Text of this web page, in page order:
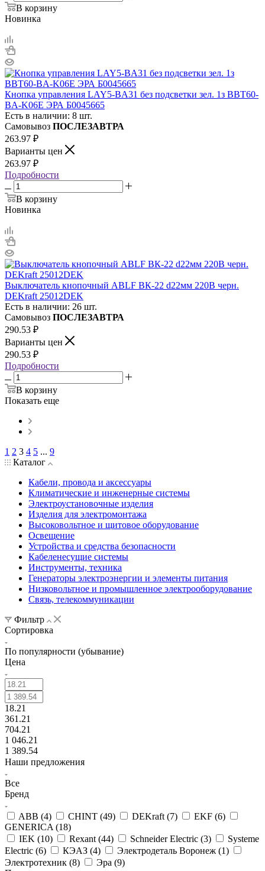
В корзину
Новинка
Кнопка управления LAY5-BA31 без подсветки зел. 1з BBT60-
BA-K06E ЭРА Б0045665
Есть в наличии: 8 шт.
Самовывоз ПОСЛЕЗАВТРА
263.97 ₽
Варианты цен
263.97 ₽
Подробности
В корзину
Новинка
Выключатель кнопочный ABLF ВК-22 d22мм 220В черн.
DEKraft 25012DEK
Есть в наличии: 26 шт.
Самовывоз ПОСЛЕЗАВТРА
290.53 ₽
Варианты цен
290.53 ₽
Подробности
В корзину
Показать еще
1 2 3 4 5 ... 9
Каталог
Кабели, провода и аксессуары
Климатические и инженерные системы
Электроустановочные изделия
Изделия для электромонтажа
Высоковольтное и щитовое оборудование
Освещение
Устройства и средства безопасности
Кабеленесущие системы
Инструменты, техника
Генераторы электроэнергии и элементы питания
Низковольтное и промышленное электрооборудование
Связь, телекоммуникации
Фильтр
Сортировка
По популярности (убывание)
Цена
18.21
361.21
704.21
1 046.21
1 389.54
Наши предложения
Все
Бренд
ABB (4) CHINT (49) DEKraft (7) EKF (6)
GENERICA (18)
IEK (10) Rexant (44) Schneider Electric (3)
Systeme
Electric (6) КЭАЗ (4) Электродеталь Воронеж (1)
Электротехник (8) Эра (9)